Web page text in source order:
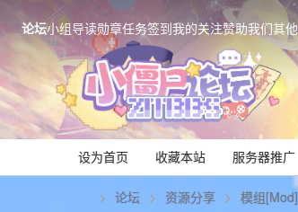
论坛小组导读勋章任务签到我的关注赞助我们其他
设为首页 收藏本站 服务器推广
论坛 资源分享 模组[Mod]